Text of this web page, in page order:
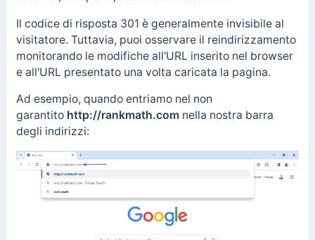
Il codice di risposta 301 è generalmente invisibile al
visitatore. Tuttavia, puoi osservare il reindirizzamento
monitorando le modifiche all'URL inserito nel browser
e all'URL presentato una volta caricata la pagina.
Ad esempio, quando entriamo nel non
garantito http://rankmath.com nella nostra barra
degli indirizzi: